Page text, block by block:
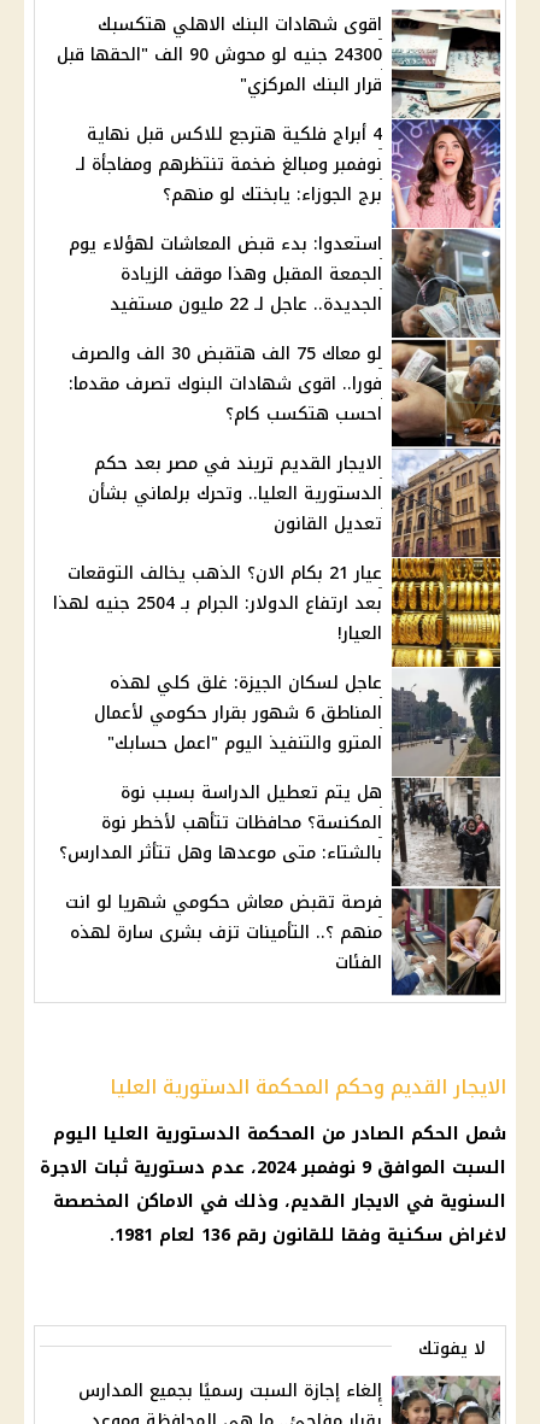
اقوى شهادات البنك الاهلي هتكسبك
24300 جنيه لو محوش 90 الف "الحقها قبل
قرار البنك المركزي"
4 أبراج فلكية هترجع للاكس قبل نهاية
نوفمبر ومبالغ ضخمة تنتظرهم ومفاجأة لـ
برج الجوزاء: يابختك لو منهم؟
استعدوا: بدء قبض المعاشات لهؤلاء يوم
الجمعة المقبل وهذا موقف الزيادة
الجديدة.. عاجل لـ 22 مليون مستفيد
لو معاك 75 الف هتقبض 30 الف والصرف
فورا.. اقوى شهادات البنوك تصرف مقدما:
احسب هتكسب كام؟
الايجار القديم تريند في مصر بعد حكم
الدستورية العليا.. وتحرك برلماني بشأن
تعديل القانون
عيار 21 بكام الان؟ الذهب يخالف التوقعات
بعد ارتفاع الدولار: الجرام بـ 2504 جنيه لهذا
العيار!
عاجل لسكان الجيزة: غلق كلي لهذه
المناطق 6 شهور بقرار حكومي لأعمال
المترو والتنفيذ اليوم "اعمل حسابك"
هل يتم تعطيل الدراسة بسبب نوة
المكنسة؟ محافظات تتأهب لأخطر نوة
بالشتاء: متى موعدها وهل تتأثر المدارس؟
فرصة تقبض معاش حكومي شهريا لو انت
منهم ؟.. التأمينات تزف بشرى سارة لهذه
الفئات
الايجار القديم وحكم المحكمة الدستورية العليا
شمل الحكم الصادر من المحكمة الدستورية العليا اليوم
السبت الموافق 9 نوفمبر 2024، عدم دستورية ثبات الاجرة
السنوية في الايجار القديم، وذلك في الاماكن المخصصة
لاغراض سكنية وفقا للقانون رقم 136 لعام 1981.
لا يفوتك
إلغاء إجازة السبت رسميًا بجميع المدارس